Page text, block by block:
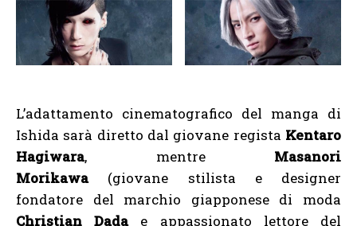
L’adattamento cinematografico del manga di
Ishida sarà diretto dal giovane regista Kentaro
Hagiwara, mentre Masanori
Morikawa (giovane
stilista e designer
fondatore del marchio giapponese di moda
Christian Dadae appassionato lettore del